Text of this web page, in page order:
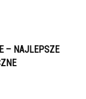
– NAJLEPSZE